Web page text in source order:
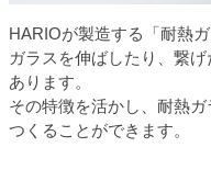
HARIOが製造する「耐熱
ガラスを伸ばしたり、繋
あります。
その特徴を活かし、耐熱
つくることができます。